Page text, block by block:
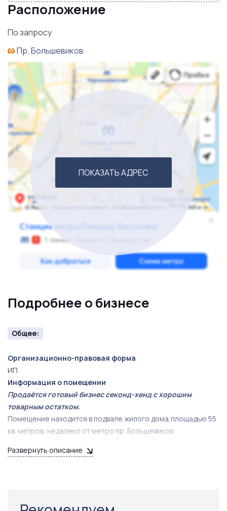
Расположение
По запросу
Пр. Большевиков
ПОКАЗАТЬ АДРЕС
Подробнее о бизнесе
Общее:
Организационно-правовая форма
ИП
Информация о помещении
Продаётся готовый бизнес секонд-хенд с хорошим
товарным остатком.
Помещение находится в подвале жилого дома,площадью 55
кв. метров, недалеко от метро пр. Большевиков.
электроэнергия оплачивается по счетчику, аренда
Развернуть описание